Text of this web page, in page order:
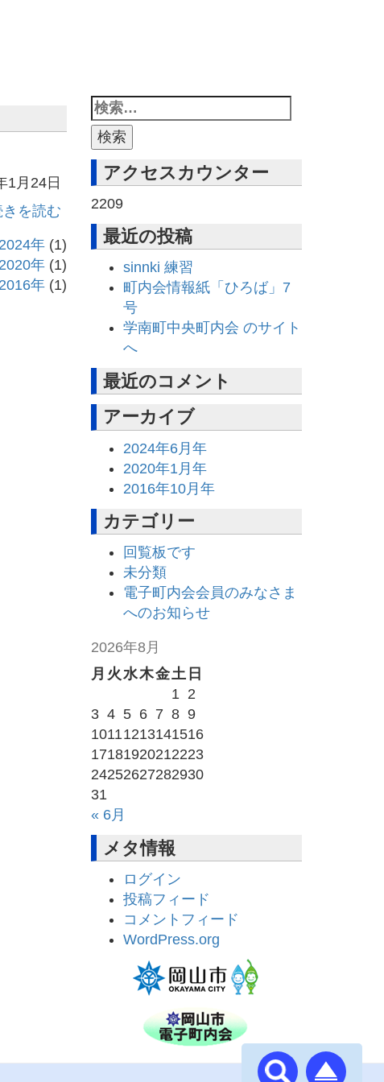
1月24日
きを読む
2024年(1)
2020年(1)
2016年(1)
アクセスカウンター
2209
最近の投稿
sinnki 練習
町内会情報紙「ひろば」7
号
学南町中央町内会 のサイト
へ
最近のコメント
アーカイブ
2024年6月年
2020年1月年
2016年10月年
カテゴリー
回覧板です
未分類
電子町内会会員のみなさま
へのお知らせ
2026年8月
月 火 水木金土 日
1 2
3 4 5 6 7 8 9
10111213141516
17181920212223
24252627282930
31
« 6月
メタ情報
ログイン
投稿フィード
コメントフィード
WordPress.org